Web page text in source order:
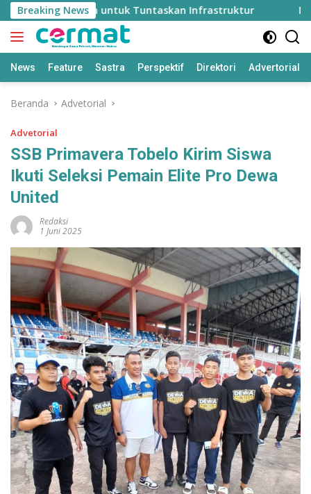
Langsung
ke
konten
Breaking News
Rp2 Triliun untuk Tuntaskan Infrastruktur NHM
News Feature Sastra Perspektif Direktori Advertorial
Beranda Advetorial
Advetorial
SSB Primavera Tobelo Kirim Siswa
Ikuti Seleksi Pemain Elite Pro Dewa
United
Redaksi
1 Juni 2025